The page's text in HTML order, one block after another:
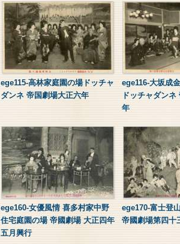
ege115-高林家庭園の場ドッチャ
ダンネ 帝国劇場大正六年
ege116-大坂成
ドッチャダン
年
ege160-女優風情 喜多村家中野
住宅庭園の場 帝國劇場 大正四年
五月興行
ege170-富士登
帝國劇場第四十